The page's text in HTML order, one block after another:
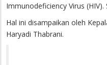
Immunodeficiency Virus
Hal ini disampaikan oleh
Haryadi Thabrani.